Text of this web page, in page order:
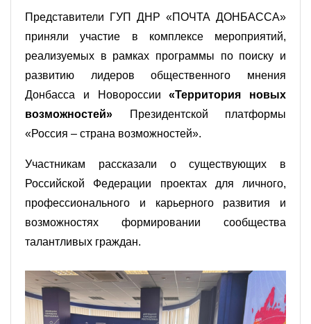
Представители ГУП ДНР «ПОЧТА ДОНБАССА»
приняли участие в комплексе мероприятий,
реализуемых в рамках программы по поиску и
развитию лидеров общественного мнения
Донбасса и Новороссии«Территория новых
возможностей» Президентской платформы
«Россия – страна возможностей».
Участникам рассказали о существующих в
Российской Федерации проектах для личного,
профессионального и карьерного развития и
возможностях формировании сообщества
талантливых граждан.